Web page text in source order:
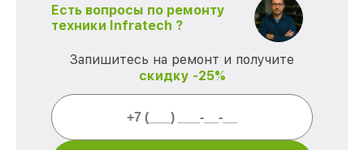
Есть вопросы по ремонту
техники Infratech ?
Запишитесь на ремонт и получите
скидку -25%